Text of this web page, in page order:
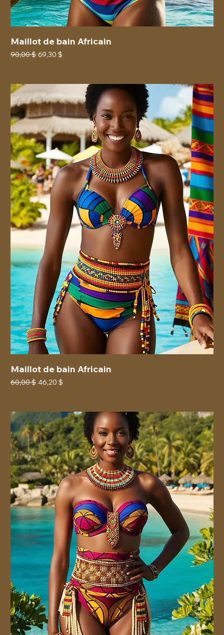
Maillot de bain Africain
Prix original
90,00 $ Prix promotionnel
69,30 $
Maillot de bain Africain
Prix original
60,00 $ Prix promotionnel
46,20 $